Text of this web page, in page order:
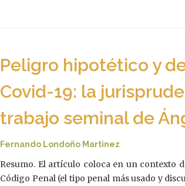
Peligro hipotético y
Covid-19: la
trabajo seminal de
Fernando Londoño Martinez
Resumo. El artículo coloca en un contexto
Código Penal (el tipo penal más usado y